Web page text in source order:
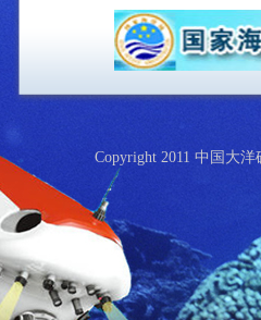
Copyright 2011 中国大